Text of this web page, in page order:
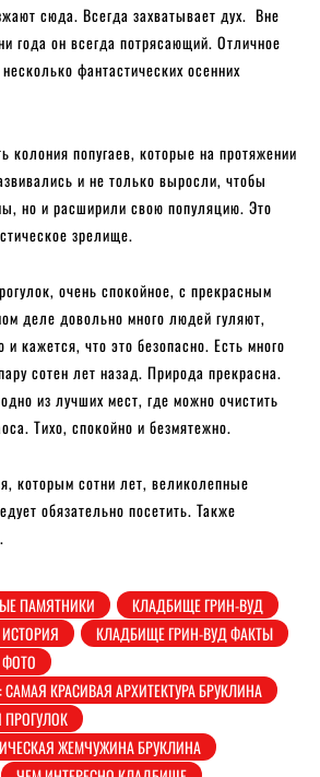
сюда. Всегда захватывает дух. Вне
года он всегда потрясающий. Отличное
фантастических осенних
колония попугаев, которые на протяжении
и не только выросли, чтобы
но и расширили свою популяцию. Это
зрелище.
очень спокойное, с прекрасным
деле довольно много людей гуляют,
кажется, что это безопасно. Есть много
сотен лет назад. Природа прекрасна.
из лучших мест, где можно очистить
Тихо, спокойно и безмятежно.
которым сотни лет, великолепные
обязательно посетить. Также
ПАМЯТНИКИ
КЛАДБИЩЕ ГРИН-ВУД
КЛАДБИЩЕ ГРИН-ВУД ФАКТЫ
КРАСИВАЯ АРХИТЕКТУРА БРУКЛИНА
ЖЕМЧУЖИНА БРУКЛИНА